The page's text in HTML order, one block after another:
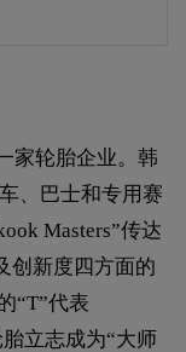
家轮胎企业。韩
、巴士和专用赛
Masters”传达
创新度四方面的
“T”代表
立志成为“大师